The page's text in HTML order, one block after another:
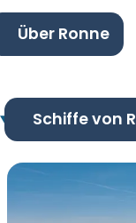
Über Ronne
Schiffe von